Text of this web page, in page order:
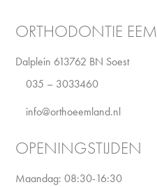
ORTHODONTIE
Dalplein 613762 BN Soest
035 – 3033460
info@orthoeemland.nl
OPENINGSTIJDEN
Maandag: 08:30-16:30